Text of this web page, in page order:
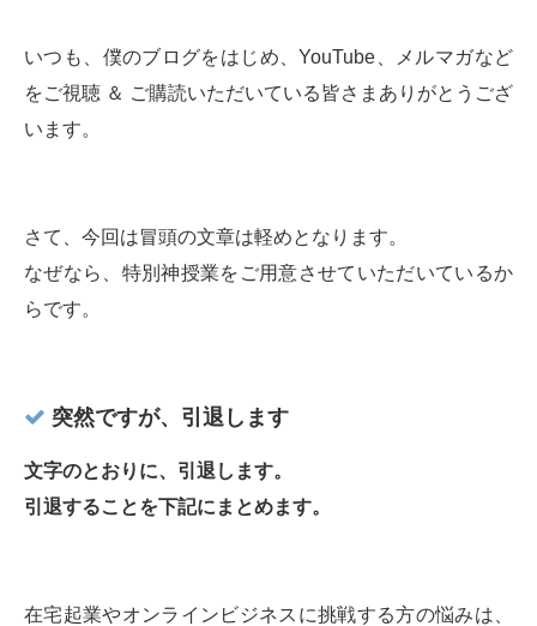
いつも、僕のブログをはじめ、YouTube、メルマガなど
をご視聴 ＆ ご購読いただいている皆さまありがとうござ
います。
さて、今回は冒頭の文章は軽めとなります。
なぜなら、特別神授業をご用意させていただいているか
らです。
突然ですが、引退します
文字のとおりに、引退します。
引退することを下記にまとめます。
在宅起業やオンラインビジネスに挑戦する方の悩みは、